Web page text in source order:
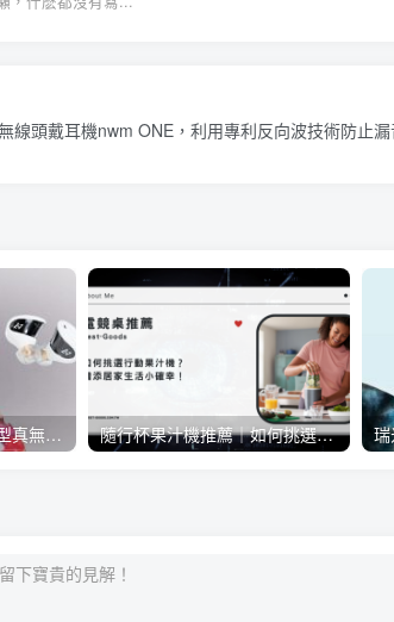
線頭戴耳機nwm ONE，利用專利反向波技術防止
AVIOT 發表類客製耳機型真無線耳機 TE-J1 ，具 Hi-Res 認證、與 BiSH 成員 AiNA THE END 合作開發 隨行杯果汁機推薦｜如何挑選行動果汁機？增添居家生活小確幸！